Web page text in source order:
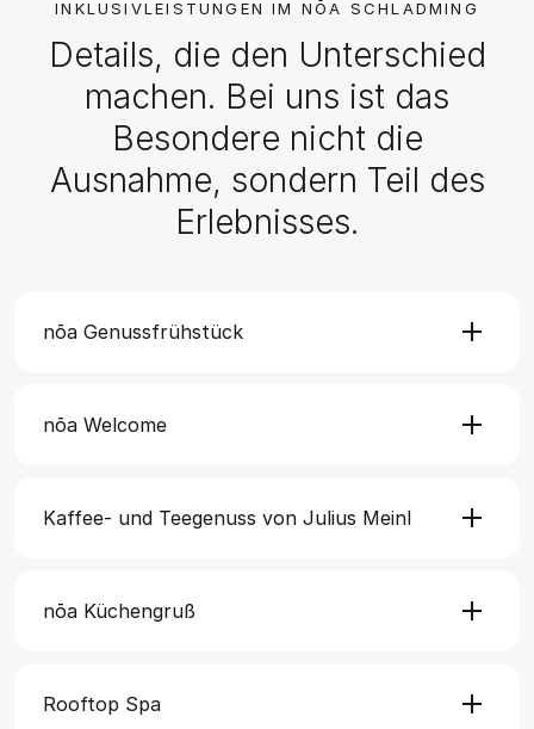
INKLUSIVLEISTUNGEN IM NŌA SCHLADMING
Details, die den Unterschied
machen. Bei uns ist das
Besondere nicht die
Ausnahme, sondern Teil des
Erlebnisses.
nōa Genussfrühstück
nōa Welcome
Kaffee- und Teegenuss von Julius Meinl
nōa Küchengruß
Rooftop Spa